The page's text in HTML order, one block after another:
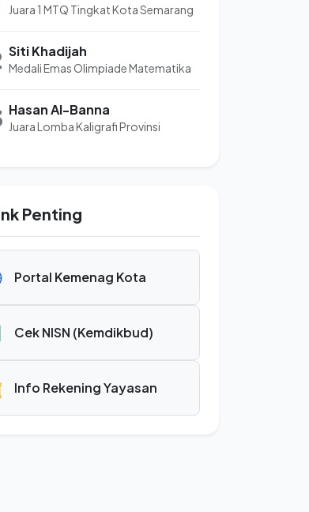
Juara 1 MTQ Tingkat Kota Semarang
Siti Khadijah
Medali Emas Olimpiade Matematika
Hasan Al-Banna
Juara Lomba Kaligrafi Provinsi
Penting
Portal Kemenag Kota
Cek NISN (Kemdikbud)
Info Rekening Yayasan